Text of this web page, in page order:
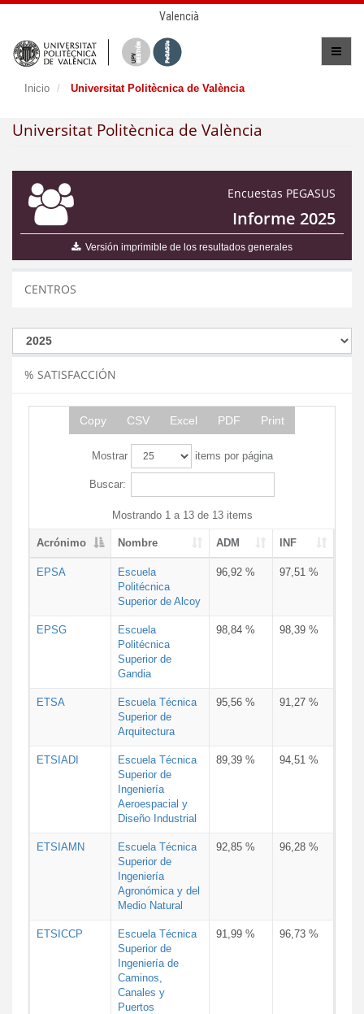
Valencià
Inicio Universitat Politècnica de València
Universitat Politècnica de València
Encuestas PEGASUS
Informe 2025
Versión imprimible de los resultados generales
CENTROS
% SATISFACCIÓN
Copy CSV Excel PDF Print
Mostrar items por página
Buscar:
Mostrando 1 a 13 de 13 items
Acrónimo Nombre ADM INF
EPSA
Escuela
Politécnica
Superior de Alcoy
96,92 % 97,51 %
EPSG
Escuela
Politécnica
Superior de
Gandia
98,84 % 98,39 %
ETSA
Escuela Técnica
Superior de
Arquitectura
95,56 % 91,27 %
ETSIADI
Escuela Técnica
Superior de
Ingeniería
Aeroespacial y
Diseño Industrial
89,39 % 94,51 %
ETSIAMN
Escuela Técnica
Superior de
Ingeniería
Agronómica y del
Medio Natural
92,85 % 96,28 %
ETSICCP
Escuela Técnica
Superior de
Ingeniería de
Caminos,
Canales y
Puertos
91,99 % 96,73 %